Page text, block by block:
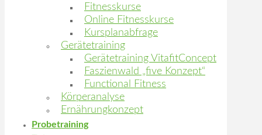
Fitnesskurse
Online Fitnesskurse
Kursplanabfrage
Gerätetraining
Gerätetraining VitafitConcept
Faszienwald „five Konzept“
Functional Fitness
Körperanalyse
Ernährungkonzept
Probetraining